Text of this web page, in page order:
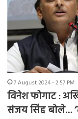
7 August 2024 - 2:57 PM
विनेश फोगाट :
संजय सिंह बोले…